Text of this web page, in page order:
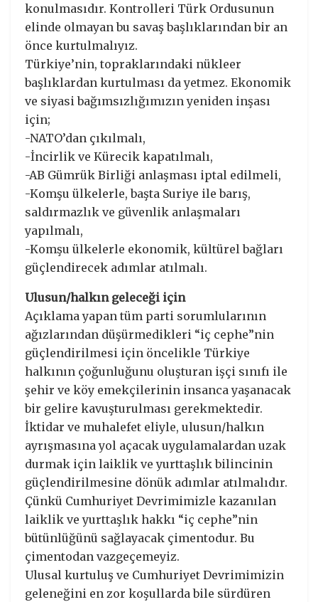
konulmasıdır. Kontrolleri Türk Ordusunun
elinde olmayan bu savaş başlıklarından bir an
önce kurtulmalıyız.
Türkiye’nin, topraklarındaki nükleer
başlıklardan kurtulması da yetmez. Ekonomik
ve siyasi bağımsızlığımızın yeniden inşası
için;
-NATO’dan çıkılmalı,
-İncirlik ve Kürecik kapatılmalı,
-AB Gümrük Birliği anlaşması iptal edilmeli,
-Komşu ülkelerle, başta Suriye ile barış,
saldırmazlık ve güvenlik anlaşmaları
yapılmalı,
-Komşu ülkelerle ekonomik, kültürel bağları
güçlendirecek adımlar atılmalı.
Ulusun/halkın geleceği için
Açıklama yapan tüm parti sorumlularının
ağızlarından düşürmedikleri “iç cephe”nin
güçlendirilmesi için öncelikle Türkiye
halkının çoğunluğunu oluşturan işçi sınıfı ile
şehir ve köy emekçilerinin insanca yaşanacak
bir gelire kavuşturulması gerekmektedir.
İktidar ve muhalefet eliyle, ulusun/halkın
ayrışmasına yol açacak uygulamalardan uzak
durmak için laiklik ve yurttaşlık bilincinin
güçlendirilmesine dönük adımlar atılmalıdır.
Çünkü Cumhuriyet Devrimimizle kazanılan
laiklik ve yurttaşlık hakkı “iç cephe”nin
bütünlüğünü sağlayacak çimentodur. Bu
çimentodan vazgeçemeyiz.
Ulusal kurtuluş ve Cumhuriyet Devrimimizin
geleneğini en zor koşullarda bile sürdüren